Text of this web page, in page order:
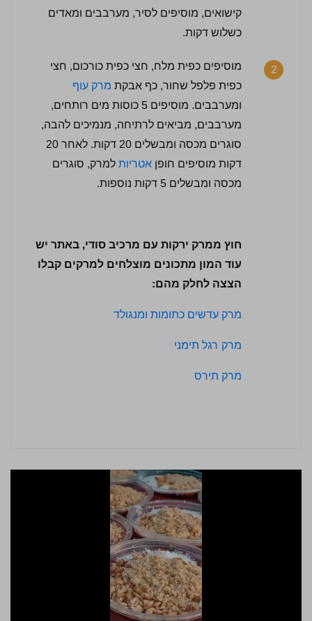
קישואים, מוסיפים לסיר, מערבבים ומאדים
כשלוש דקות.
2
מוסיפים כפית מלח, חצי כפית כורכום, חצי
כפית פלפל שחור, כף אבקת מרק עוף
ומערבבים. מוסיפים 5 כוסות מים רותחים,
מערבבים, מביאים לרתיחה, מנמיכים להבה,
סוגרים מכסה ומבשלים 20 דקות. לאחר 20
דקות מוסיפים חופן אטריות למרק, סוגרים
מכסה ומבשלים 5 דקות נוספות.
חוץ ממרק ירקות עם מרכיב סודי, באתר יש
עוד המון מתכונים מוצלחים למרקים קבלו
הצצה לחלק מהם:
מרק עדשים כתומות ומנגולד
מרק רגל תימני
מרק תירס
לחץ כדי לדרג: